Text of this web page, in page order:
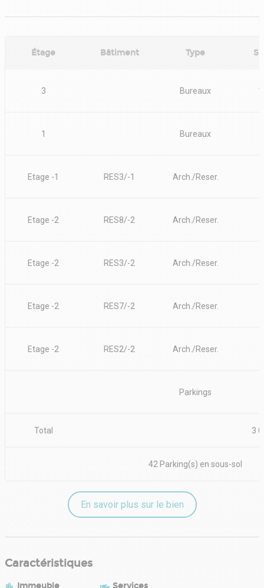
Étage Bâtiment Type
3 Bureaux
1 Bureaux
Etage -1 RES3/-1 Arch./Reser.
Etage -2 RES8/-2 Arch./Reser.
Etage -2 RES3/-2 Arch./Reser.
Etage -2 RES7/-2 Arch./Reser.
Etage -2 RES2/-2 Arch./Reser.
Parkings
Total 3
42 Parking(s) en sous-sol
En savoir plus sur le bien
Caractéristiques